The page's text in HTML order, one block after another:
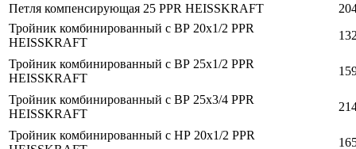
Петля компенсирующая 25 PPR HEISSKRAFT
Тройник комбинированный с ВР 20х1/2 PPR
HEISSKRAFT
Тройник комбинированный с ВР 25х1/2 PPR
HEISSKRAFT
Тройник комбинированный с ВР 25х3/4 PPR
HEISSKRAFT
Тройник комбинированный с НР 20х1/2 PPR